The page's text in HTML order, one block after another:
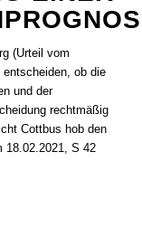
(Urteil vom
ob die
und der
rechtmäßig
Cottbus hob den
18.02.2021, S 42